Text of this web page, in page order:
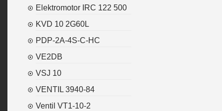
Elektromotor IRC 122 500
KVD 10 2G60L
PDP-2A-4S-C-HC
VE2DB
VSJ 10
VENTIL 3940-84
Ventil VT1-10-2